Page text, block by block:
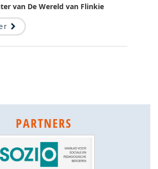
van De Wereld van Flinkie
PARTNERS